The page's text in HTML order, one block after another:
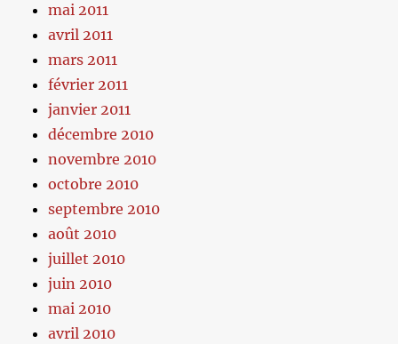
mai 2011
avril 2011
mars 2011
février 2011
janvier 2011
décembre 2010
novembre 2010
octobre 2010
septembre 2010
août 2010
juillet 2010
juin 2010
mai 2010
avril 2010